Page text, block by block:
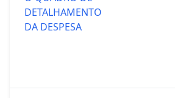
DETALHAMENTO
DA DESPESA